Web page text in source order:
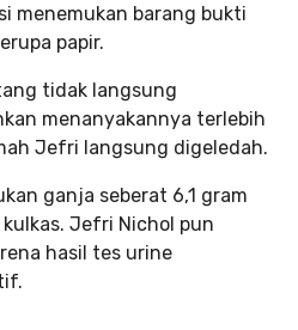
menemukan barang bukti
papir.
tidak langsung
menanyakannya terlebih
Jefri langsung digeledah.
ganja seberat 6,1 gram
Jefri Nichol pun
hasil tes urine